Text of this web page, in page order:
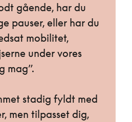
gående, har du
pauser, eller har du
mobilitet,
under vores
mag”.
stadig fyldt med
men tilpasset dig,